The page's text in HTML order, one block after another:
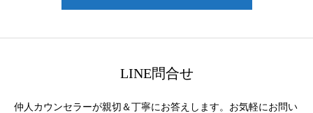
LINE問合せ
仲人カウンセラーが親切＆丁寧にお答えします。お気軽にお問い